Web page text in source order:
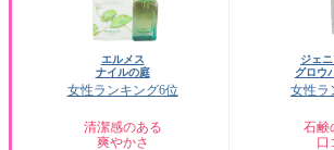
エルメス
ナイルの庭
女性ランキング6位
清潔感のある
爽やかさ
ジェ
グロウ
女性ラ
石鹸
口